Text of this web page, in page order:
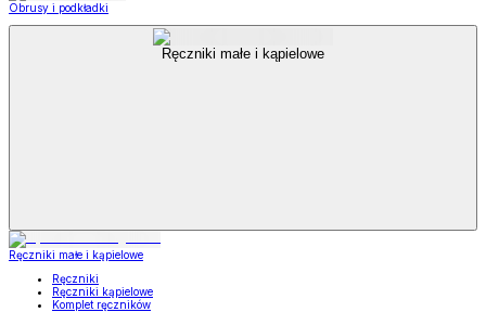
Obrusy i podkładki
Ręczniki małe i kąpielowe
Ręczniki małe i kąpielowe
Ręczniki
Ręczniki kąpielowe
Komplet ręczników